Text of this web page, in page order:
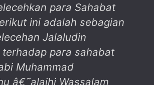
para Sahabat
ini adalah sebagian
Jalaludin
terhadap para sahabat
Muhammad
â€˜alaihi Wassalam